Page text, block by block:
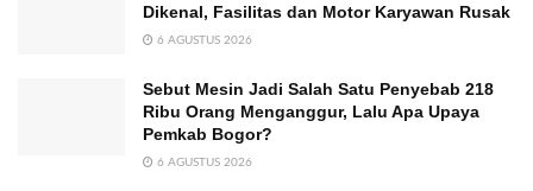
Dikenal, Fasilitas dan Motor Karyawan Rusak
6 AGUSTUS 2026
Sebut Mesin Jadi Salah Satu Penyebab 218
Ribu Orang Menganggur, Lalu Apa Upaya
Pemkab Bogor?
6 AGUSTUS 2026